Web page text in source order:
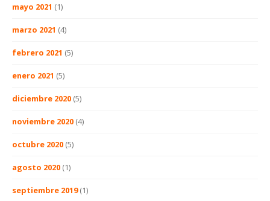
mayo 2021 (1)
marzo 2021 (4)
febrero 2021 (5)
enero 2021 (5)
diciembre 2020 (5)
noviembre 2020 (4)
octubre 2020 (5)
agosto 2020 (1)
septiembre 2019(1)